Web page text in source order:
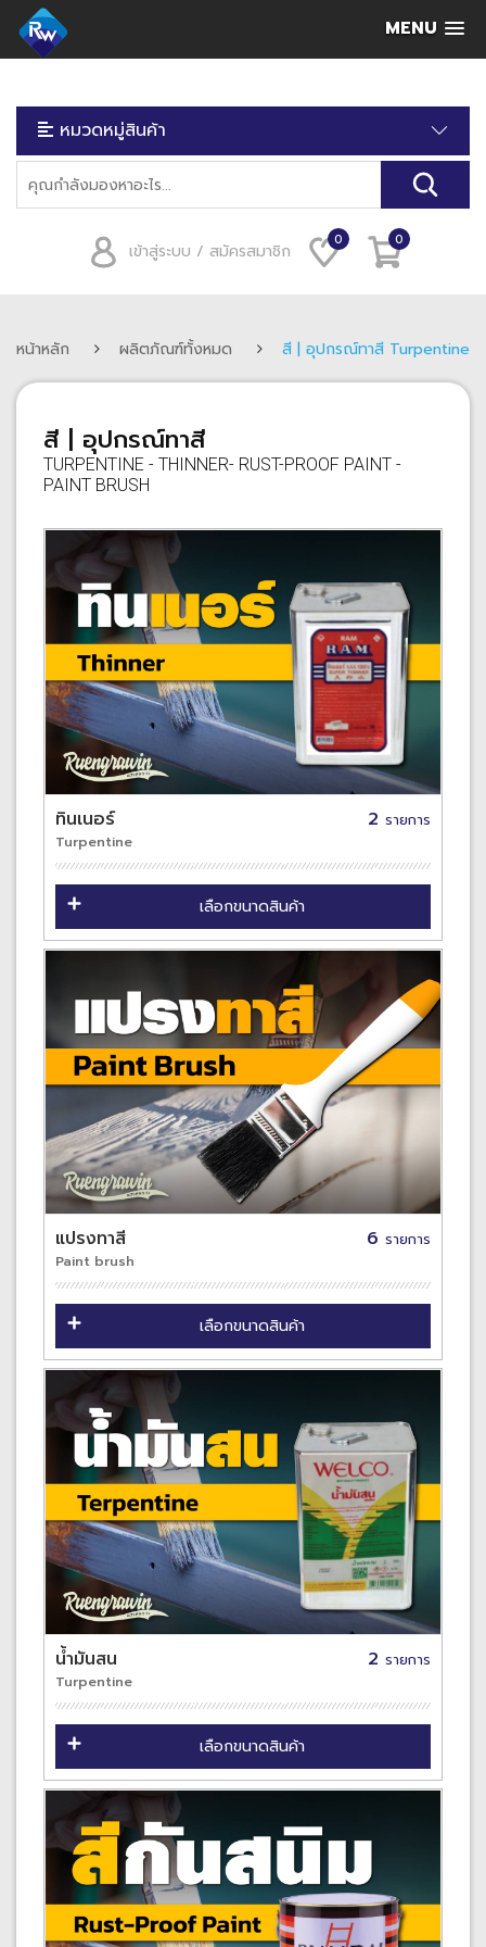
MENU
หมวดหมู่สินค้า
เข้าสู่ระบบ / สมัครสมาชิก
0 0
หน้าหลัก ผลิตภัณฑ์ทั้งหมด สี | อุปกรณ์ทาสี Turpentine -
สี | อุปกรณ์ทาสี
TURPENTINE - THINNER- RUST-PROOF PAINT -
PAINT BRUSH
ทินเนอร์ 2 รายการ
Turpentine
เลือกขนาดสินค้า
แปรงทาสี 6 รายการ
Paint brush
เลือกขนาดสินค้า
น้ำมันสน 2 รายการ
Turpentine
เลือกขนาดสินค้า